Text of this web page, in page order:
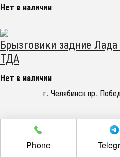
Нет в наличии
Брызговики задние
ТДА
Нет в наличии
г. Челябинск пр.
Phone